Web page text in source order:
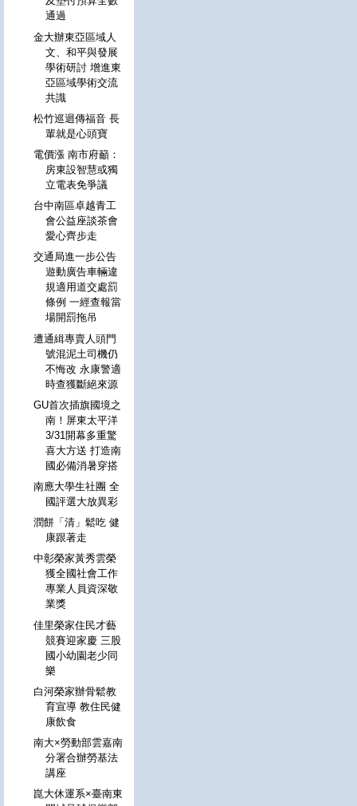
通過
金大辦東亞區域人
文、和平與發展
學術研討 增進東
亞區域學術交流
共識
松竹巡迴傳福音 長
輩就是心頭寶
電價漲 南市府籲：
房東設智慧或獨
立電表免爭議
台中南區卓越青工
會公益座談茶會
愛心齊步走
交通局進一步公告
遊動廣告車輛違
規適用道交處罰
條例 一經查報當
場開罰拖吊
遭通緝專賣人頭門
號混泥土司機仍
不悔改 永康警適
時查獲斷絕來源
GU首次插旗國境之
南！屏東太平洋
3/31開幕多重驚
喜大方送 打造南
國必備消暑穿搭
南應大學生社團 全
國評選大放異彩
潤餅「清」鬆吃 健
康跟著走
中彰榮家黃秀雲榮
獲全國社會工作
專業人員資深敬
業獎
佳里榮家住民才藝
競賽迎家慶 三股
國小幼園老少同
樂
白河榮家辦骨鬆教
育宣導 教住民健
康飲食
南大×勞動部雲嘉南
分署合辦勞基法
講座
崑大休運系×臺南東